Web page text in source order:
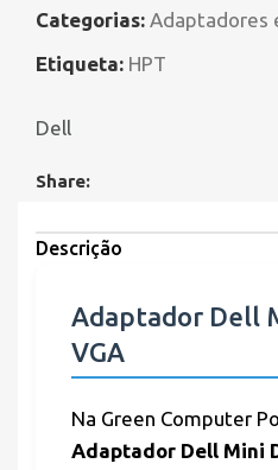
Categorias: Adaptadores
Etiqueta: HPT
Dell
Share:
Descrição
Adaptador Dell
VGA
Na Green Computer
Adaptador Dell Mini